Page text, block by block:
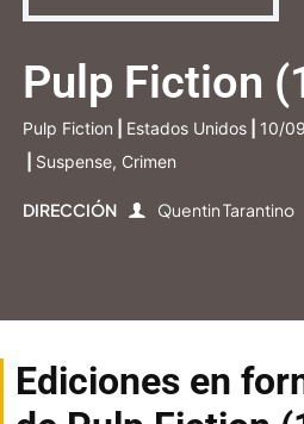
Pulp Fiction
Pulp Fiction Estados Unidos 10/
Suspense, Crimen
DIRECCIÓN Quentin Tarantino
Ediciones en